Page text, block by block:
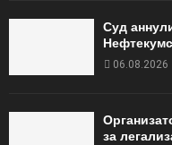
Суд
06.08.2026
за